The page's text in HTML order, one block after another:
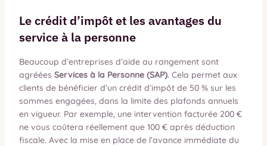
Le crédit d’impôt et les avantages du
service à la personne
Beaucoup d’entreprises d’aide au rangement sont
agréées Services à la Personne (SAP). Cela permet aux
clients de bénéficier d’un crédit d’impôt de 50 % sur les
sommes engagées, dans la limite des plafonds annuels
en vigueur. Par exemple, une intervention facturée 200 €
ne vous coûtera réellement que 100 € après déduction
fiscale. Avec la mise en place de l’avance immédiate du